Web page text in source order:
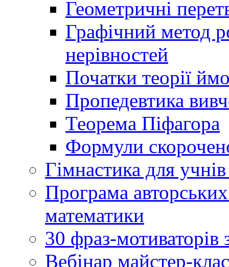
Геометричні
Графічний метод
нерівностей
Початки теорії
Пропедевтика
Теорема Піфагора
Формули
Гімнастика для
Програма
математики
30 фраз-
Вебінар майстер-клас